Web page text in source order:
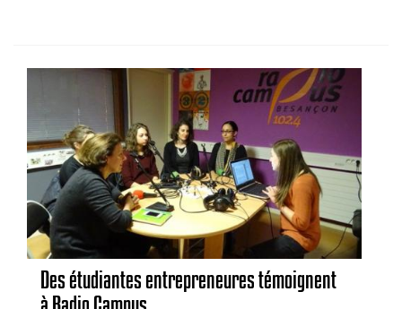
Des étudiantes entrepreneures témoignent